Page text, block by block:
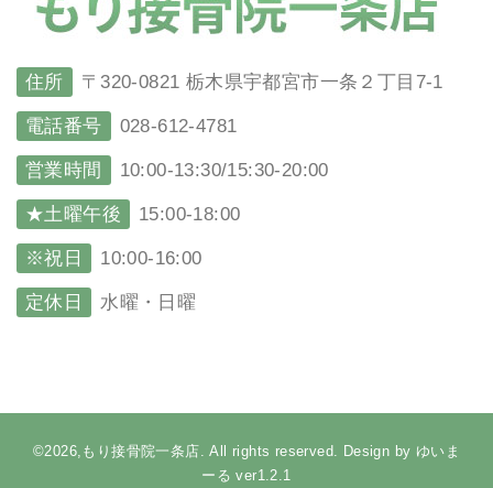
住所 〒320-0821 栃木県宇都宮市一条２丁目7-1
電話番号 028-612-4781
営業時間 10:00-13:30/15:30-20:00
★土曜午後 15:00-18:00
※祝日 10:00-16:00
定休日 水曜・日曜
©2026,もり接骨院一条店. All rights reserved. Design by ゆいま
ーる ver1.2.1